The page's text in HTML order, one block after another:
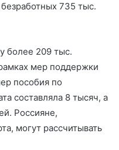
735 тыс.
более 209 тыс.
мер поддержки
пособия по
составляла 8 тысяч, а
Россияне,
могут рассчитывать